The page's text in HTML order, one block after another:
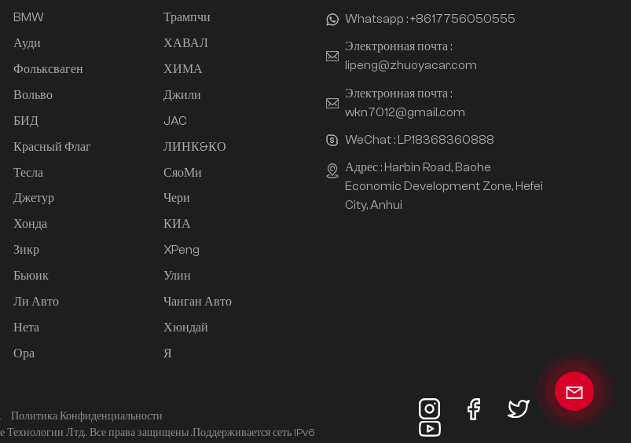
BMW
Ауди
Фольксваген
Вольво
БИД
Красный Флаг
Тесла
Джетур
Хонда
Зикр
Бьюик
Ли Авто
Нета
Ора
Трампчи
ХАВАЛ
ХИМА
Джили
JAC
ЛИНК&КО
СяоМи
Чери
КИА
XPeng
Улин
Чанган Авто
Хюндай
Я
Whatsapp :+8617756050555
Электронная почта :
lipeng@zhuoyacar.com
Электронная почта :
wkn7012@gmail.com
WeChat : LP18368360888
Адрес : Harbin Road, Baohe
Economic Development Zone, Hefei
City, Anhui
Политика Конфиденциальности
Лтд.. Все права защищены .Поддерживается сеть IPv6